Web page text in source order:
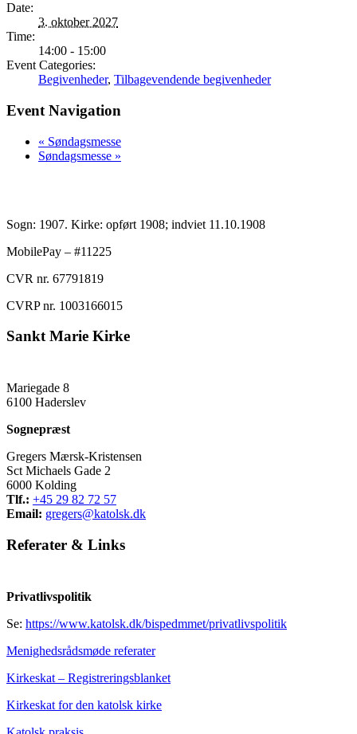
Date:
3. oktober 2027
Time:
14:00 - 15:00
Event Categories:
Begivenheder, Tilbagevendende begivenheder
Event Navigation
« Søndagsmesse
Søndagsmesse »
Sogn: 1907. Kirke: opført 1908; indviet 11.10.1908
MobilePay – #11225
CVR nr. 67791819
CVRP nr. 1003166015
Sankt Marie Kirke
Mariegade 8
6100 Haderslev
Sognepræst
Gregers Mærsk-Kristensen
Sct Michaels Gade 2
6000 Kolding
Tlf.: +45 29 82 72 57
Email: gregers@katolsk.dk
Referater & Links
Privatlivspolitik
Se: https://www.katolsk.dk/bispedmmet/privatlivspolitik
Menighedsrådsmøde referater
Kirkeskat – Registreringsblanket
Kirkeskat for den katolsk kirke